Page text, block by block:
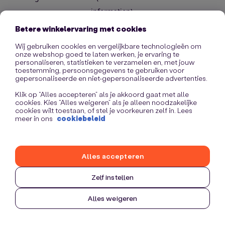
information).
Betere winkelervaring met cookies
Wij gebruiken cookies en vergelijkbare technologieën om
onze webshop goed te laten werken, je ervaring te
personaliseren, statistieken te verzamelen en, met jouw
toestemming, persoonsgegevens te gebruiken voor
gepersonaliseerde en niet-gepersonaliseerde advertenties.
Klik op “Alles accepteren” als je akkoord gaat met alle
cookies. Kies “Alles weigeren” als je alleen noodzakelijke
cookies wilt toestaan, of stel je voorkeuren zelf in. Lees
meer in ons cookiebeleid
Zelf instellen
Alles weigeren
Alles accepteren